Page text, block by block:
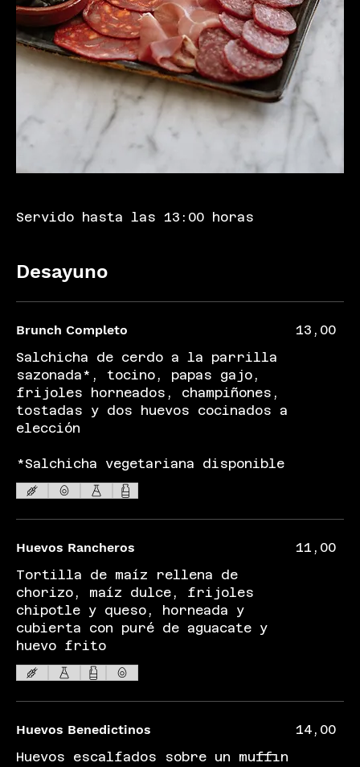
Servido hasta las 13:00 horas
Desayuno
Brunch Completo
Salchicha de cerdo a la parrilla
sazonada*, tocino, papas gajo,
frijoles horneados, champiñones,
tostadas y dos huevos cocinados a
elección
*Salchicha vegetariana disponible
13,00
Huevos Rancheros
Tortilla de maíz rellena de
chorizo, maíz dulce, frijoles
chipotle y queso, horneada y
cubierta con puré de aguacate y
huevo frito
11,00
Huevos Benedictinos
Huevos escalfados sobre un muffin
14,00